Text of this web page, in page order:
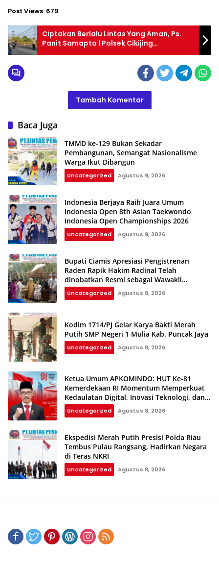
Post Views: 679
Ciptakan Berlalu Lintas Yang Aman, Ps.
Panit Samapta l Polsek Cikijing
Laksanakan Gatur Lalin
Tambah Komentar
Baca Juga
TMMD ke-129 Bukan Sekadar
Pembangunan, Semangat Nasionalisme
Warga Ikut Dibangun
Uncategorized Agustus 9, 2026
Indonesia Berjaya Raih Juara Umum
Indonesia Open 8th Asian Taekwondo
Indonesia Open Championships 2026
Uncategorized Agustus 9, 2026
Bupati Ciamis Apresiasi Pengistrenan
Raden Rapik Hakim Radinal Telah
dinobatkan Resmi sebagai Wawakil
Kerajaan Galuh
Uncategorized Agustus 8, 2026
Kodim 1714/PJ Gelar Karya Bakti Merah
Putih SMP Negeri 1 Mulia Kab. Puncak Jaya
Uncategorized Agustus 8, 2026
Ketua Umum APKOMINDO: HUT Ke-81
Kemerdekaan RI Momentum Memperkuat
Kedaulatan Digital, Inovasi Teknologi, dan
Kepastian Hukum Menuju Indonesia Emas
2045
Uncategorized Agustus 8, 2026
Ekspedisi Merah Putih Presisi Polda Riau
Tembus Pulau Rangsang, Hadirkan Negara
di Teras NKRI
Uncategorized Agustus 8, 2026